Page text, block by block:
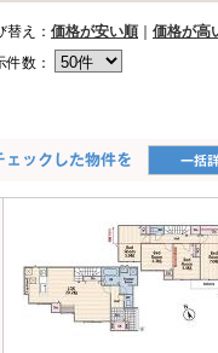
替え： 価格が安い順
価格が高
件数：